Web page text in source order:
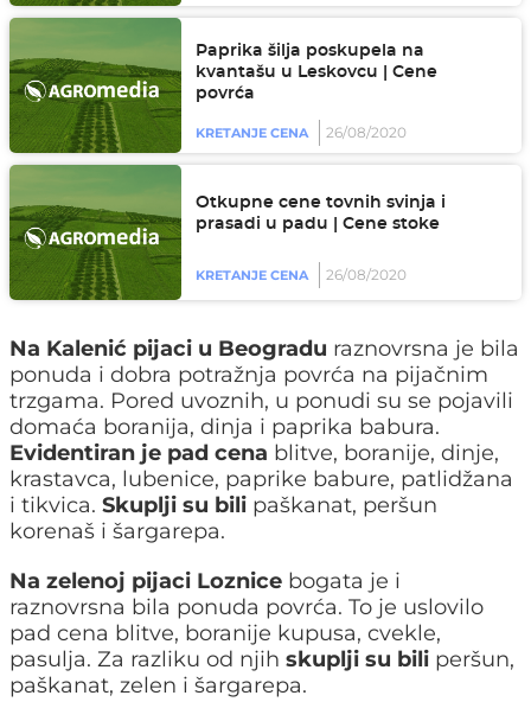
Paprika šilja poskupela na
kvantašu u Leskovcu | Cene
povrća
KRETANJE CENA 26/08/2020
Otkupne cene tovnih svinja i
prasadi u padu | Cene stoke
KRETANJE CENA 26/08/2020
Na Kalenić pijaci u Beogradu raznovrsna je bila
ponuda i dobra potražnja povrća na pijačnim
trzgama. Pored uvoznih, u ponudi su se pojavili
domaća boranija, dinja i paprika babura.
Evidentiran je pad cena blitve, boranije, dinje,
krastavca, lubenice, paprike babure, patlidžana
i tikvica. Skuplji su bili paškanat, peršun
korenaš i šargarepa.
Na zelenoj pijaci Loznice bogata je i
raznovrsna bila ponuda povrća. To je uslovilo
pad cena blitve, boranije kupusa, cvekle,
pasulja. Za razliku od njih skuplji su bili peršun,
paškanat, zelen i šargarepa.